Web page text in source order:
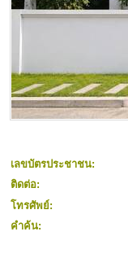
เลขบัตรประชาชน:
ติดต่อ:
โทรศัพย์:
คำค้น: